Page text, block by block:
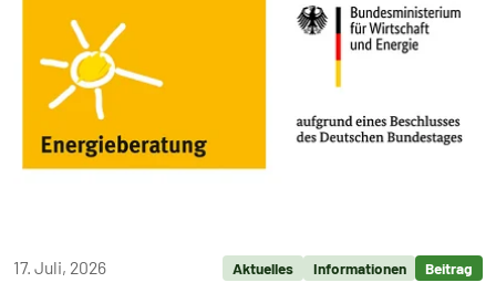
17. Juli, 2026 Aktuelles Informationen Beitrag